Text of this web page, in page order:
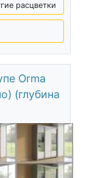
расцветки
Orma
(глубина